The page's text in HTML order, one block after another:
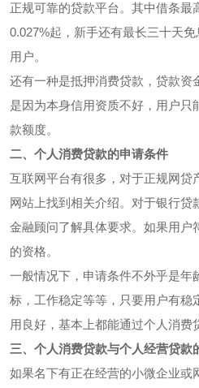
正规可靠的贷款平台。其中借条最
0.027%起，新手还有最长三十天
用户。
还有一种是抵押消费贷款，贷款资
是因为本身信用资质不好，用户只
款额度。
二、个人消费贷款的申请条件
互联网平台有很多，对于正规网贷
网站上找到相关介绍。对于银行贷
金融顾问了解具体要求。如果用户
的资格。
一般情况下，申请条件不外乎是年
标，工作稳定等等，只要用户有稳
用良好，基本上都能通过个人消费
三、个人消费贷款与个人经营贷款
如果名下有正在经营的小微企业或